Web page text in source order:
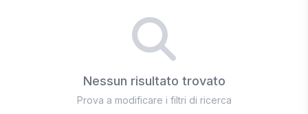
Nessun risultato trovato
Prova a modificare i filtri di ricerca